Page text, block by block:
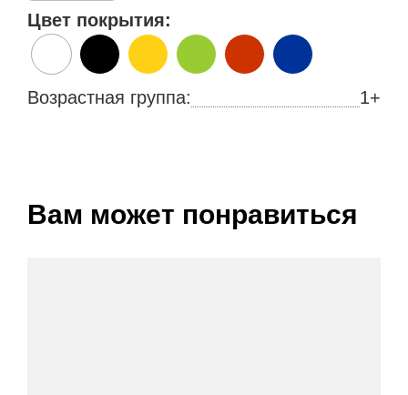
Цвет покрытия:
Возрастная группа: 1+
Вам может понравиться